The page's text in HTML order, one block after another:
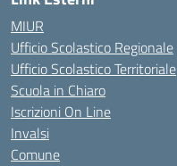
MIUR
Ufficio Scolastico Regionale
Ufficio Scolastico Territoriale
Scuola in Chiaro
Iscrizioni On Line
Invalsi
Comune